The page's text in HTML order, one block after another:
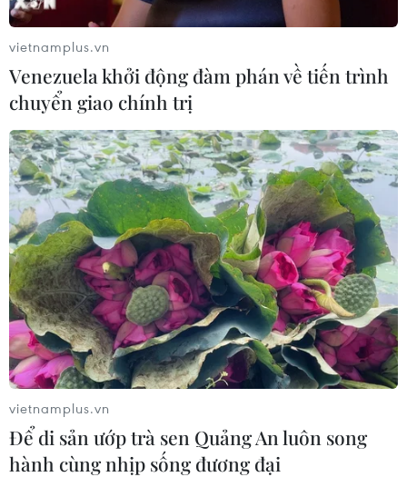
vietnamplus.vn
Venezuela khởi động đàm phán về tiến trình
chuyển giao chính trị
vietnamplus.vn
Để di sản ướp trà sen Quảng An luôn song
hành cùng nhịp sống đương đại